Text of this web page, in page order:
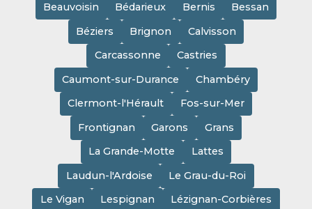
Beauvoisin
Bédarieux Bernis
Bessan
Béziers
Brignon
Calvisson
Carcassonne
Castries
Caumont-sur-Durance
Chambéry
Clermont-l'Hérault
Fos-sur-Mer
Frontignan
Garons
Grans
La Grande-Motte
Lattes
Laudun-l'Ardoise
Le Grau-du-Roi
Le Vigan
Lespignan
Lézignan-Corbières